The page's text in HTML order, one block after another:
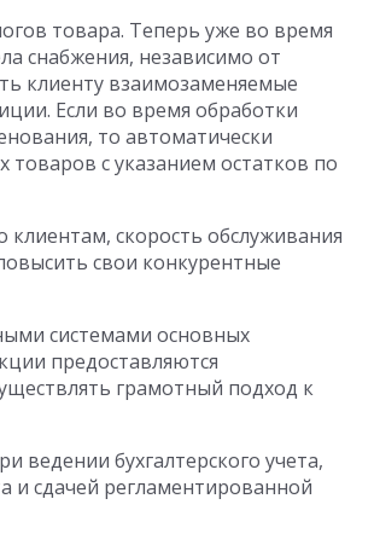
товара. Теперь уже во время
снабжения, независимо от
клиенту взаимозаменяемые
Если во время обработки
то автоматически
товаров с указанием остатков по
клиентам, скорость обслуживания
свои конкурентные
системами основных
предоставляются
грамотный подход к
ведении бухгалтерского учета,
и сдачей регламентированной